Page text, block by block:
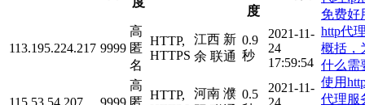
度
113.195.224.217 9999
高
匿
名
HTTP,
HTTPS
江西 新
余 联通
0.9
秒
2021-11-
24
17:59:54
115.53.54.207 9999
高
匿
HTTP,
河南 濮 0.5
2021-11-
24
免费好
http代
概括，
什么需
使用
代理服